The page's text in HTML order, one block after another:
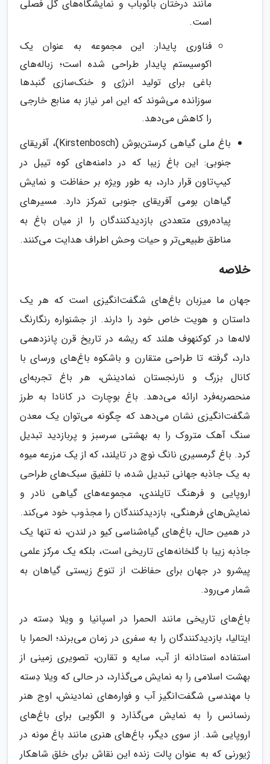
مانند درختان بائوباب و نمایشگاه‌های گل فصلی
است.
فناوری پایدار: این مجموعه به عنوان یک
اکوسیستم پایدار طراحی شده است؛ زباله‌های
باغی برای تولید انرژی و خنک‌سازی گنبدها
سوزانده می‌شوند که این امر نیاز به منابع خارجی
را کاهش می‌دهد.
باغ ملی گیاهی کرستن‌بوش (Kirstenbosch)، آفریقای
جنوبی: این باغ زیبا که در دامنه‌های کوه تیبل در
کیپ‌تاون قرار دارد، به طور ویژه بر حفاظت و نمایش
گیاهان بومی آفریقای جنوبی تمرکز دارد. مسیرهای
پیاده‌روی متعددی بازدیدکنندگان را از میان باغ به
مناطق طبیعی‌تر و حیات وحش اطراف هدایت می‌کنند.
خلاصه
جهان ما میزبان باغ‌های شگفت‌انگیزی است که هر یک
داستان و هویت خاص خود را دارند. از جشنواره رنگارنگ
لاله‌ها در کوکنهوف هلند که ریشه در تاریخ قرن پانزدهمی
دارد، گرفته تا طراحی متقارن و باشکوه باغ‌های ورسای با
کانال بزرگ و نارنجستان نمادینش، هر باغ تجربه‌ای
منحصربه‌فرد ارائه می‌دهد. باغ بوچارت در کانادا به طرز
شگفت‌انگیزی نشان می‌دهد که چگونه می‌توان یک معدن
سنگ آهک متروک را به بهشتی سرسبز و پربازدید تبدیل
کرد. باغ گرمسیری نانگ نوچ در تایلند، که از یک مزرعه میوه
به یک جاذبه جهانی تبدیل شده، با تلفیق سبک‌های طراحی
اروپایی و فرهنگ تایلندی، مجموعه‌های گیاهی نادر و
نمایش‌های فرهنگی، بازدیدکنندگان را مجذوب خود می‌کند.
در همین حال، باغ‌های گیاه‌شناسی کیو در لندن، نه تنها یک
جاذبه زیبا با گلخانه‌های تاریخی است، بلکه یک مرکز علمی
پیشرو در جهان برای حفاظت از تنوع زیستی گیاهان به
شمار می‌رود.
باغ‌های تاریخی مانند الحمرا در اسپانیا و ویلا دِسته در
ایتالیا، بازدیدکنندگان را به سفری در زمان می‌برند؛ الحمرا با
استفاده استادانه از آب، سایه و تقارن، تصویری زمینی از
بهشت اسلامی را به نمایش می‌گذارد، در حالی که ویلا دِسته
با مهندسی شگفت‌انگیز آب و فواره‌های نمادینش، اوج هنر
رنسانس را به نمایش می‌گذارد و الگویی برای باغ‌های
اروپایی شد. از سوی دیگر، باغ‌های هنری مانند باغ مونه در
ژیورنی که به عنوان پالت زنده این نقاش برای خلق شاهکار